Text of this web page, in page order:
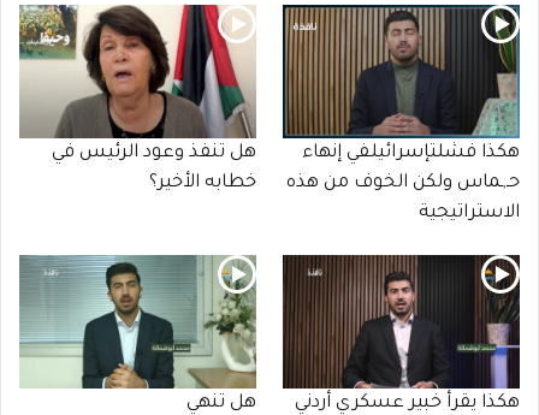
هكذا فشلتإسرائيلفي إنهاء
حـ,ـماس ولكن الخوف من هذه
الاستراتيجية
هل تنفذ وعود الرئيس في
خطابه الأخير؟
هكذا يقرأ خبير عسكري أردني
هل تنهي